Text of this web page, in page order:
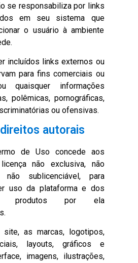
se responsabiliza por links
em seu sistema que
o usuário à ambiente
incluídos links externos ou
para fins comerciais ou
quaisquer informações
polêmicas, pornográficas,
ou ofensivas.
autorais
de Uso concede aos
não exclusiva, não
sublicenciável, para
uso da plataforma e dos
produtos por ela
as marcas, logotipos,
layouts, gráficos e
imagens, ilustrações,